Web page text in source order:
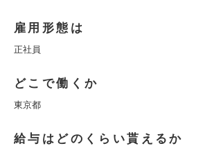
雇用形態は
正社員
どこで働くか
東京都
給与はどのくらい貰えるか